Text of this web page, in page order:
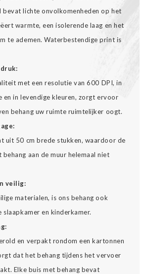
bevat lichte onvolkomenheden op het
warmte, een isolerende laag en het
te ademen. Waterbestendige print is
met een resolutie van 600 DPI, in
en in levendige kleuren, zorgt ervoor
behang uw ruimte ruimtelijker oogt.
uit 50 cm brede stukken, waardoor de
aan de muur helemaal niet
veilig:
materialen, is ons behang ook
slaapkamer en kinderkamer.
en verpakt rondom een kartonnen
dat het behang tijdens het vervoer
Elke buis met behang bevat